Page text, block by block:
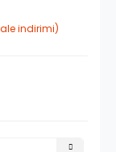
indirimi)